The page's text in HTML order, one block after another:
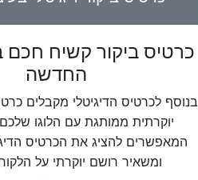
כרטיס ביקור קשיח חכם
החדשה
בנוסף לכרטיס הדיגיטלי מקבלים
יוקרתית ממותגת עם הלוגו שלכם
המאפשרים להציג את הכרטיס
ומשאיר רושם יוקרתי על